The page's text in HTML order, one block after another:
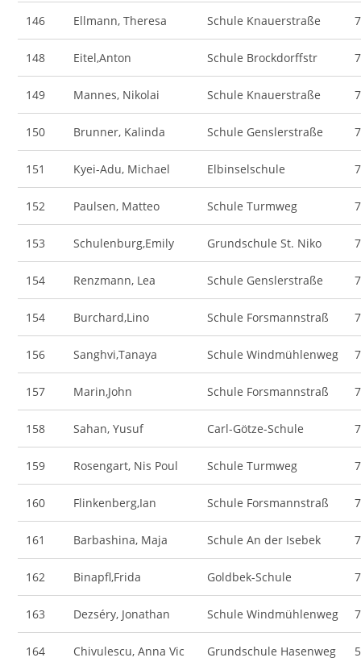
146 Ellmann, Theresa Schule Knauerstraße 7
148 Eitel,Anton Schule Brockdorffstr 7
149 Mannes, Nikolai Schule Knauerstraße 7
150 Brunner, Kalinda Schule Genslerstraße 7
151 Kyei-Adu, Michael Elbinselschule 7
152 Paulsen, Matteo Schule Turmweg 7
153 Schulenburg,Emily Grundschule St. Niko 7
154 Renzmann, Lea Schule Genslerstraße 7
154 Burchard,Lino Schule Forsmannstraß 7
156 Sanghvi,Tanaya Schule Windmühlenweg 7
157 Marin,John Schule Forsmannstraß 7
158 Sahan, Yusuf Carl-Götze-Schule 7
159 Rosengart, Nis Poul Schule Turmweg 7
160 Flinkenberg,Ian Schule Forsmannstraß 7
161 Barbashina, Maja Schule An der Isebek 7
162 Binapfl,Frida Goldbek-Schule 7
163 Dezséry, Jonathan Schule Windmühlenweg 7
164 Chivulescu, Anna Vic Grundschule Hasenweg 5